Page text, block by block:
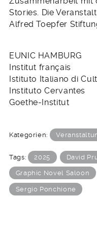
Stories. Die
Alfred Toepfer
EUNIC HAMBURG
Institut français
Istituto Italiano di
Instituto Cervantes
Goethe-Institut
Kategorien:
Tags: 2025 David
Graphic Novel Saloon
Sergio Ponchione